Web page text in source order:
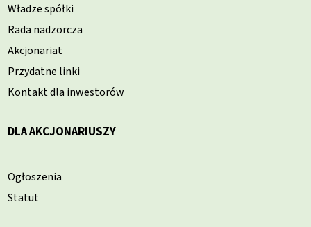
Władze spółki
Rada nadzorcza
Akcjonariat
Przydatne linki
Kontakt dla inwestorów
DLA AKCJONARIUSZY
Ogłoszenia
Statut